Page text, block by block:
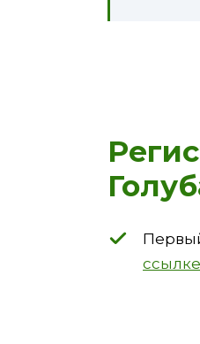
ссылке